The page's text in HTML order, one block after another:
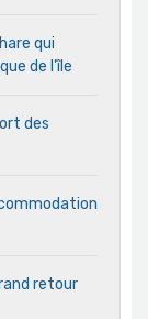
qui
de l’île
des
retour